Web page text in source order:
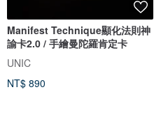
Manifest Technique顯化法則神
諭卡2.0 / 手繪曼陀羅肯定卡
UNIC
NT$ 890